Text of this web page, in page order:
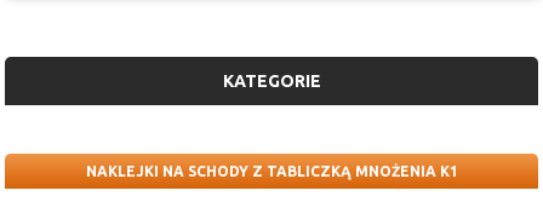
KATEGORIE
NAKLEJKI NA SCHODY Z TABLICZKĄ MNOŻENIA K1